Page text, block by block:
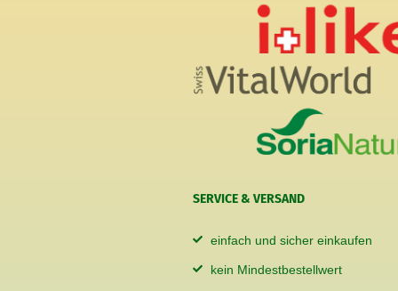
SERVICE & VERSAND
einfach und sicher einkaufen
kein Mindestbestellwert